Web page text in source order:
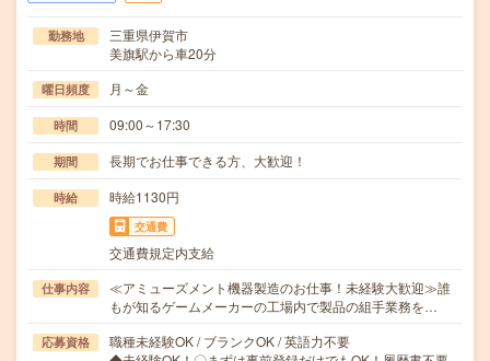
勤務地
三重県伊賀市
美旗駅から車20分
曜日頻度 月～金
時間 09:00～17:30
期間 長期でお仕事できる方、大歓迎！
時給 時給1130円
交通費
交通費規定内支給
仕事内容
≪アミューズメント機器製造のお仕事！未経験大歓迎≫誰
もが知るゲームメーカーの工場内で製品の組手業務を…
応募資格
職種未経験OK / ブランクOK / 英語力不要